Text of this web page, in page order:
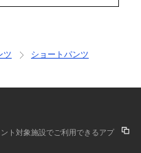
ツ
ショートパンツ
ト対象施設でご利用できるアプ